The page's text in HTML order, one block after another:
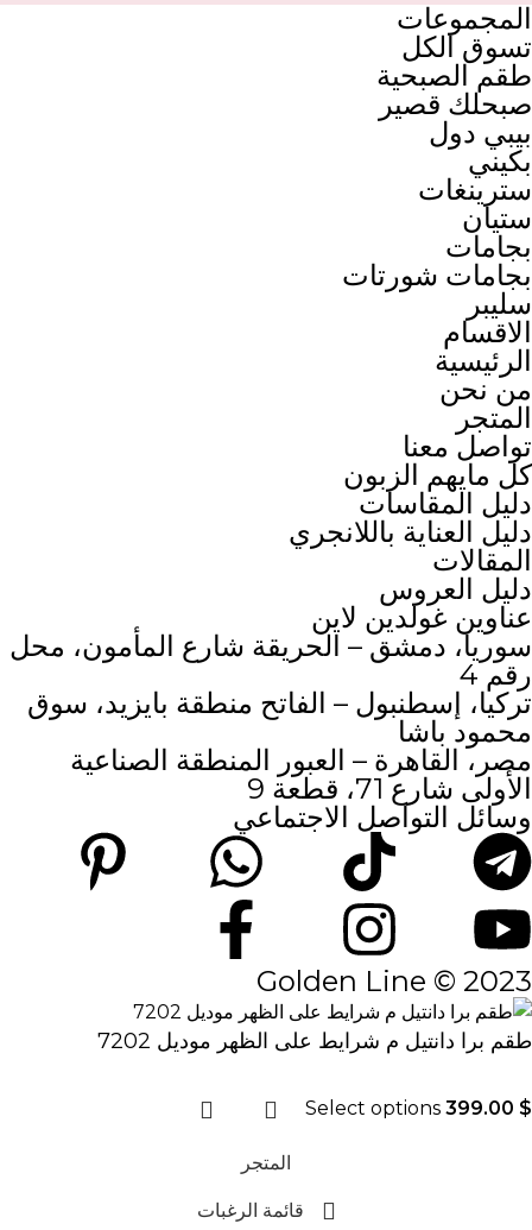
المجموعات
تسوق الكل
طقم الصبحية
صبحلك قصير
بيبي دول
بكيني
سترينغات
ستيان
بجامات
بجامات شورتات
سليبر
الاقسام
الرئيسية
من نحن
المتجر
تواصل معنا
كل مايهم الزبون
دليل المقاسات
دليل العناية باللانجري
المقالات
دليل العروس
عناوين غولدين لاين
سوريا، دمشق – الحريقة شارع المأمون، محل
رقم 4
تركيا، إسطنبول – الفاتح منطقة بايزيد، سوق
محمود باشا
مصر، القاهرة – العبور المنطقة الصناعية
الأولى شارع 71، قطعة 9
وسائل التواصل الاجتماعي
2023 © Golden Line
طقم برا دانتيل م شرايط على الظهر موديل 7202
399.00 $
Select options
المتجر
قائمة الرغبات